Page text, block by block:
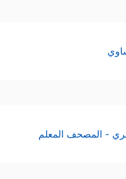
- المصحف المعلم